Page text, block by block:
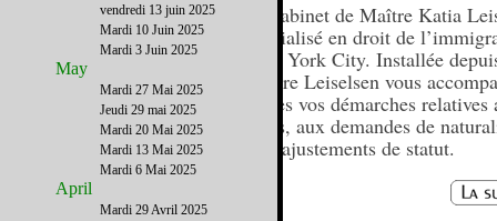
Le cabinet de Maître Katia
spécialisé en droit de
New York City. Installée
Maître Leiselsen vous
toutes vos démarches relatives
visas, aux demandes de
et d’ajustements de statut.
vendredi 13 juin 2025
Mardi 10 Juin 2025
Mardi 3 Juin 2025
May
Mardi 27 Mai 2025
Jeudi 29 mai 2025
Mardi 20 Mai 2025
Mardi 13 Mai 2025
Mardi 6 Mai 2025
April
Mardi 29 Avril 2025